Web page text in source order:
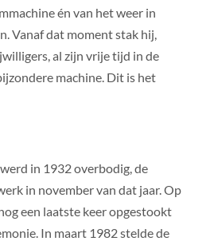
én van het weer in
Vanaf dat moment stak hij,
al zijn vrije tijd in de
machine. Dit is het
in 1932 overbodig, de
in november van dat jaar. Op
een laatste keer opgestookt
In maart 1982 stelde de